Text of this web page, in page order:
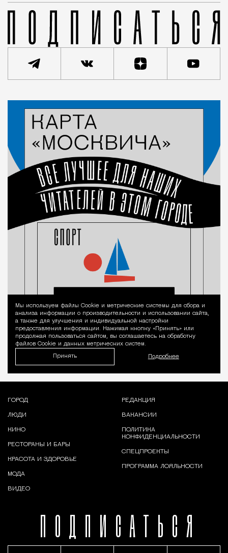
Уведомление
Мы используем файлы Сookie и метрические системы для сбора и
анализа информации о производительности и использовании сайта,
а также для улучшения и индивидуальной настройки
предоставления информации. Нажимая кнопку «Принять» или
продолжая пользоваться сайтом, вы соглашаетесь на обработку
файлов Cookie и данных метрических систем.
Принять Подробнее
ПОДПИСАТЬСЯ
ГОРОД
ЛЮДИ
КИНО
РЕСТОРАНЫ И БАРЫ
КРАСОТА И ЗДОРОВЬЕ
МОДА
ВИДЕО
РЕДАКЦИЯ
ВАКАНСИИ
ПОЛИТИКА
КОНФИДЕНЦИАЛЬНОСТИ
СПЕЦПРОЕКТЫ
ПРОГРАММА ЛОЯЛЬНОСТИ